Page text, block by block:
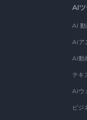
AI
AI 動
AIア
AI動
テキ
AIウ
ビジ